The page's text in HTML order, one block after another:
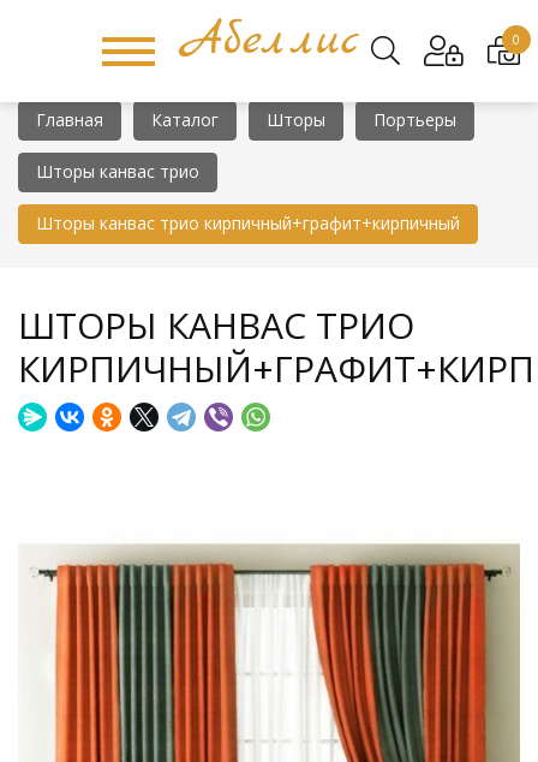
Главная Каталог Шторы Портьеры
Шторы канвас трио
Шторы канвас трио кирпичный+графит+кирпичный
ШТОРЫ КАНВАС ТРИО
0